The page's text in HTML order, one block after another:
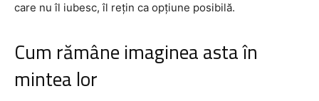
care nu îl iubesc, îl rețin ca opțiune posibilă.
Cum rămâne imaginea asta în
mintea lor